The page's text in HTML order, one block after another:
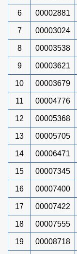
6 00002881
7 00003024
8 00003538
9 00003621
10 00003679
11 00004776
12 00005368
13 00005705
14 00006471
15 00007345
16 00007400
17 00007422
18 00007555
19 00008718